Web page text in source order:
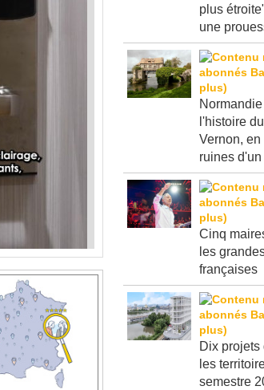
plus
une
l'histoire
Vernon,
ruines
Cinq
les
françaises
Dix projets
les
semestre